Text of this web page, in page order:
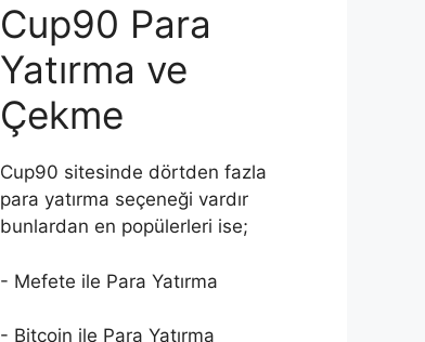
Cup90 Para
Yatırma ve
Çekme
Cup90 sitesinde dörtden fazla
para yatırma seçeneği vardır
bunlardan en popülerleri ise;
- Mefete ile Para Yatırma
- Bitcoin ile Para Yatırma